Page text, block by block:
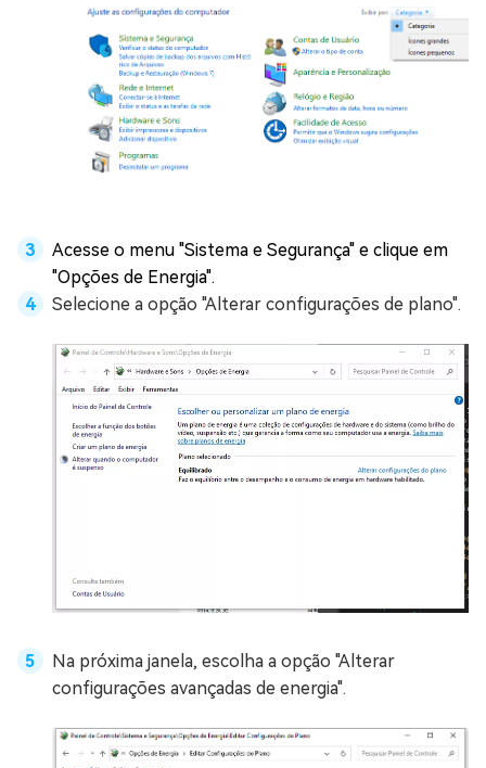
Acesse o menu "Sistema e Segurança" e clique em
"Opções de Energia".
Selecione a opção "Alterar configurações de plano".
Na próxima janela, escolha a opção "Alterar
configurações avançadas de energia".